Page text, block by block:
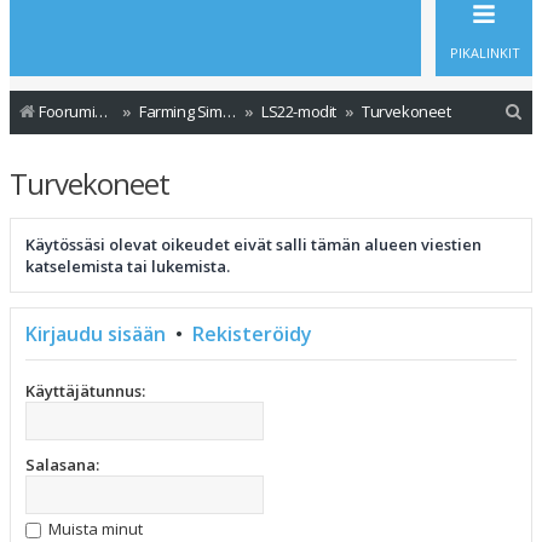
PIKALINKIT
Foorumin etusivu Farming Simulator - Modit LS22-modit Turvekoneet
Turvekoneet
Käytössäsi olevat oikeudet eivät salli tämän alueen viestien
katselemista tai lukemista.
Kirjaudu sisään • Rekisteröidy
Käyttäjätunnus:
Salasana:
Muista minut